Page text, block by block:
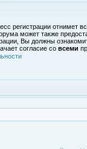
регистрации отнимет
может также
Вы должны
согласие со всеми